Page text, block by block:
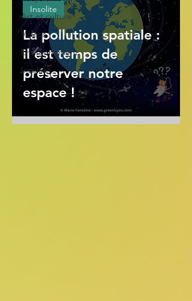
Art et culture
Vidéos
Environnement
Insolite
La pollution spatiale :
il est temps de
préserver notre
espace !
Insolite